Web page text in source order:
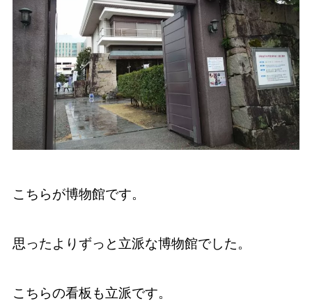
こちらが博物館です。
思ったよりずっと立派な博物館でした。
こちらの看板も立派です。